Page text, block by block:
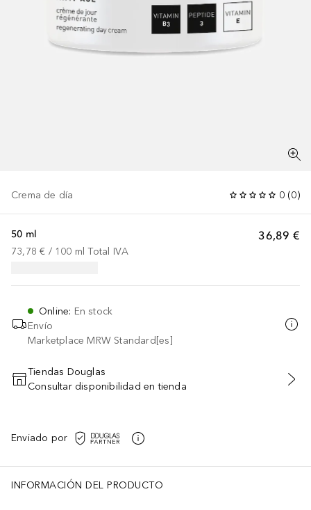
Crema de día 0 (0)
36,89 €
50 ml
73,78 € / 100 ml Total IVA
Online: En stock
Envío
Marketplace MRW Standard[es]
AÑADIR AL CARRITO
Tiendas Douglas
Consultar disponibilidad en tienda
Enviado por
INFORMACIÓN DEL PRODUCTO